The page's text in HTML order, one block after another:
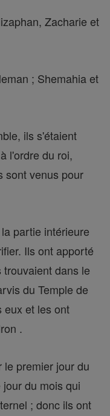
Zacharie et
; Shemahia et
ils s'étaient
l'ordre du roi,
sont venus pour
partie intérieure
Ils ont apporté
dans le
du Temple de
eux et les ont
.
le premier jour du
du mois qui
; donc ils ont